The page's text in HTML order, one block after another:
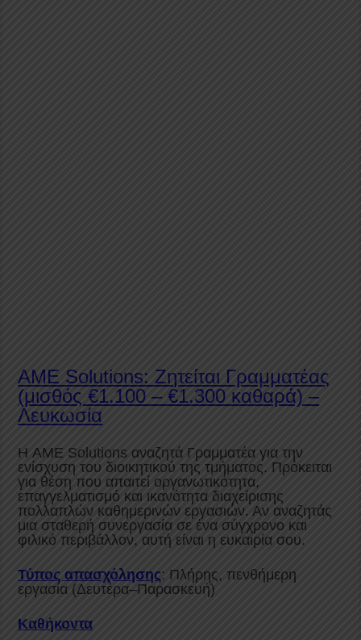
AME Solutions: Ζητείται Γραμματέας
(μισθός €1.100 – €1.300 καθαρά) –
Λευκωσία
Η AME Solutions αναζητά Γραμματέα για την
ενίσχυση του διοικητικού της τμήματος. Πρόκειται
για θέση που απαιτεί οργανωτικότητα,
επαγγελματισμό και ικανότητα διαχείρισης
πολλαπλών καθημερινών εργασιών. Αν αναζητάς
μια σταθερή συνεργασία σε ένα σύγχρονο και
φιλικό περιβάλλον, αυτή είναι η ευκαιρία σου.
Τύπος απασχόλησης: Πλήρης, πενθήμερη
εργασία (Δευτέρα–Παρασκευή)
Καθήκοντα